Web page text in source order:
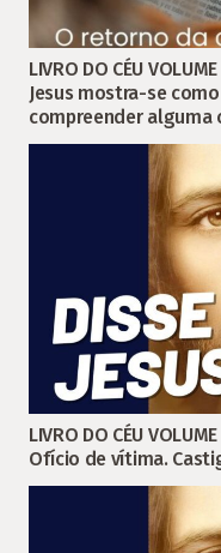
LIVRO DO CÉU
Jesus mostra-se
compreender alguma
LIVRO DO CÉU
Ofício de vítima.